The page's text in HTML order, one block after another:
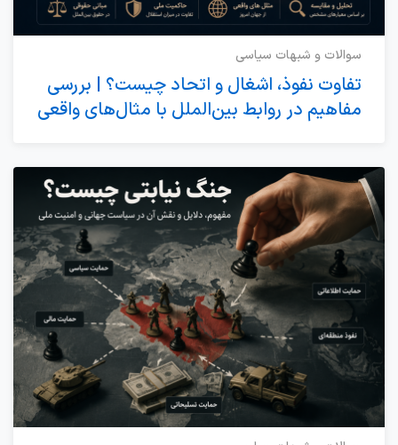
سوالات و شبهات سیاسی
تفاوت نفوذ، اشغال و اتحاد چیست؟ | بررسی
مفاهیم در روابط بین‌الملل با مثال‌های واقعی